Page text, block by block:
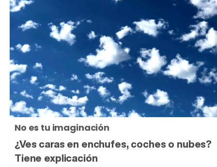
No es tu imaginación
¿Ves caras en enchufes, coches o nubes?
Tiene explicación